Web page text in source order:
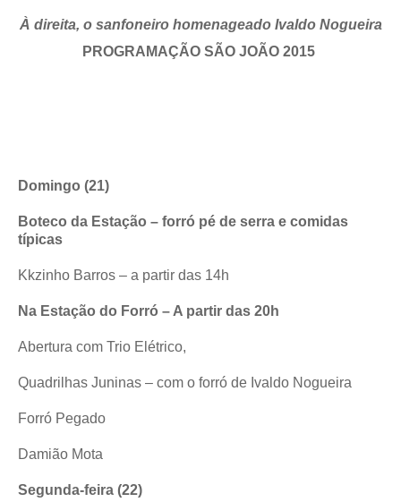
À direita, o sanfoneiro homenageado Ivaldo Nogueira
PROGRAMAÇÃO SÃO JOÃO 2015
Domingo (21)
Boteco da Estação – forró pé de serra e comidas
típicas
Kkzinho Barros – a partir das 14h
Na Estação do Forró – A partir das 20h
Abertura com Trio Elétrico,
Quadrilhas Juninas – com o forró de Ivaldo Nogueira
Forró Pegado
Damião Mota
Segunda-feira (22)